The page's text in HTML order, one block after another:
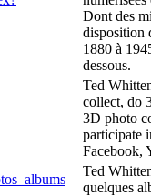
Dont des
disposition
1880 à
dessous.
Ted
collect, do
3D photo
participate
Facebook,
Ted
quelques